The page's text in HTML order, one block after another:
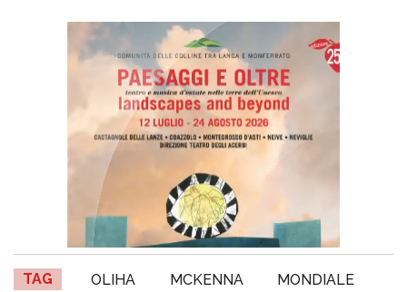
TAG OLIHA MCKENNA
MONDIALE